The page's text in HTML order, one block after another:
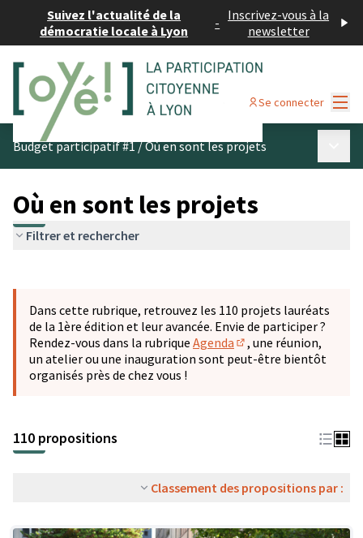
Suivez l'actualité de la
démocratie locale à Lyon
- Inscrivez-vous à la
newsletter
Se connecter
Budget participatif #1/Où en sont les projets
Où en sont les projets
Filtrer et rechercher
−
Dans cette rubrique, retrouvez les 110 projets lauréats
de la 1ère édition et leur avancée. Envie de participer ?
Rendez-vous dans la rubrique Agenda
(S'ouvre dans un
, une réunion,
un atelier ou une inauguration sont peut-être bientôt
organisés près de chez vous !
110 propositions
Classement des propositions par :